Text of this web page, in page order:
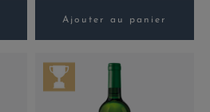
Ajouter au panier